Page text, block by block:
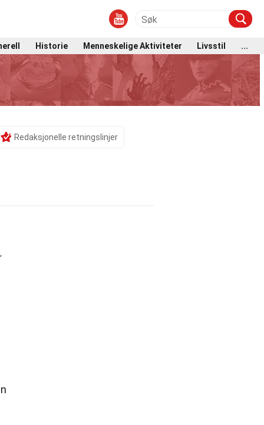
Historie Menneskelige Aktiviteter Livsstil ...
Redaksjonelle retningslinjer